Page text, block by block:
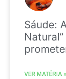
Sáude:
VER MATÉRIA »